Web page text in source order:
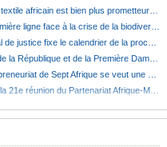
est bien plus prometteur que ne le laissent penser les chiffres
ligne face à la crise de la biodiversité
calendrier de la procédure engagée par la RDC contre le Rwanda
et de la Première Dame à Yamoussoukro
Afrique se veut une plateforme de mobilisation des investissements
du Partenariat Afrique-Monde arabe au Caire